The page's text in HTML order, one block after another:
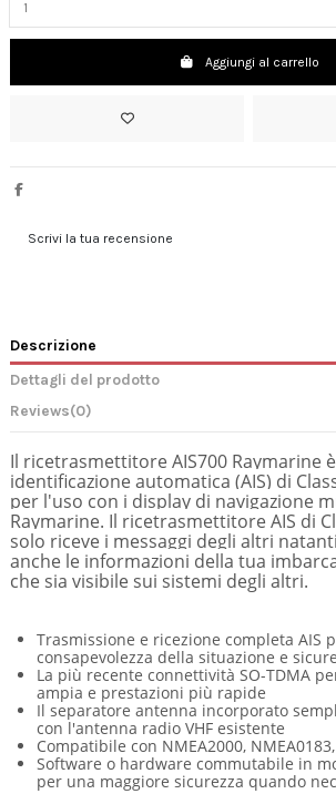
Aggiungi al carrello
Scrivi la tua recensione
Descrizione
Dettagli del prodotto
Reviews(0)
Il ricetrasmettitore AIS700 Raymarine
identificazione automatica (AIS) di
per l'uso con i display di navigazione
Raymarine. Il ricetrasmettitore AIS di
solo riceve i messaggi degli altri
anche le informazioni della tua
che sia visibile sui sistemi degli altri.
Trasmissione e ricezione completa AIS
consapevolezza della situazione e
La più recente connettività SO-TDMA
ampia e prestazioni più rapide
Il separatore antenna incorporato
con l'antenna radio VHF esistente
Compatibile con NMEA2000,
Software o hardware commutabile in
per una maggiore sicurezza quando